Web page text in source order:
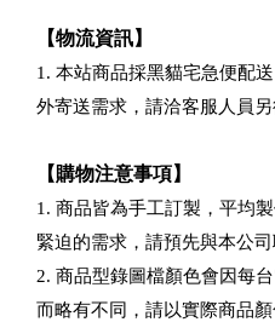
【物流資訊】
1. 本站商品採黑貓宅急便配
外寄送需求，請洽客服人員另
【購物注意事項】
1. 商品皆為手工訂製，平均
緊迫的需求，請預先與本公司
2. 商品型錄圖檔顏色會因每
而略有不同，請以實際商品顏